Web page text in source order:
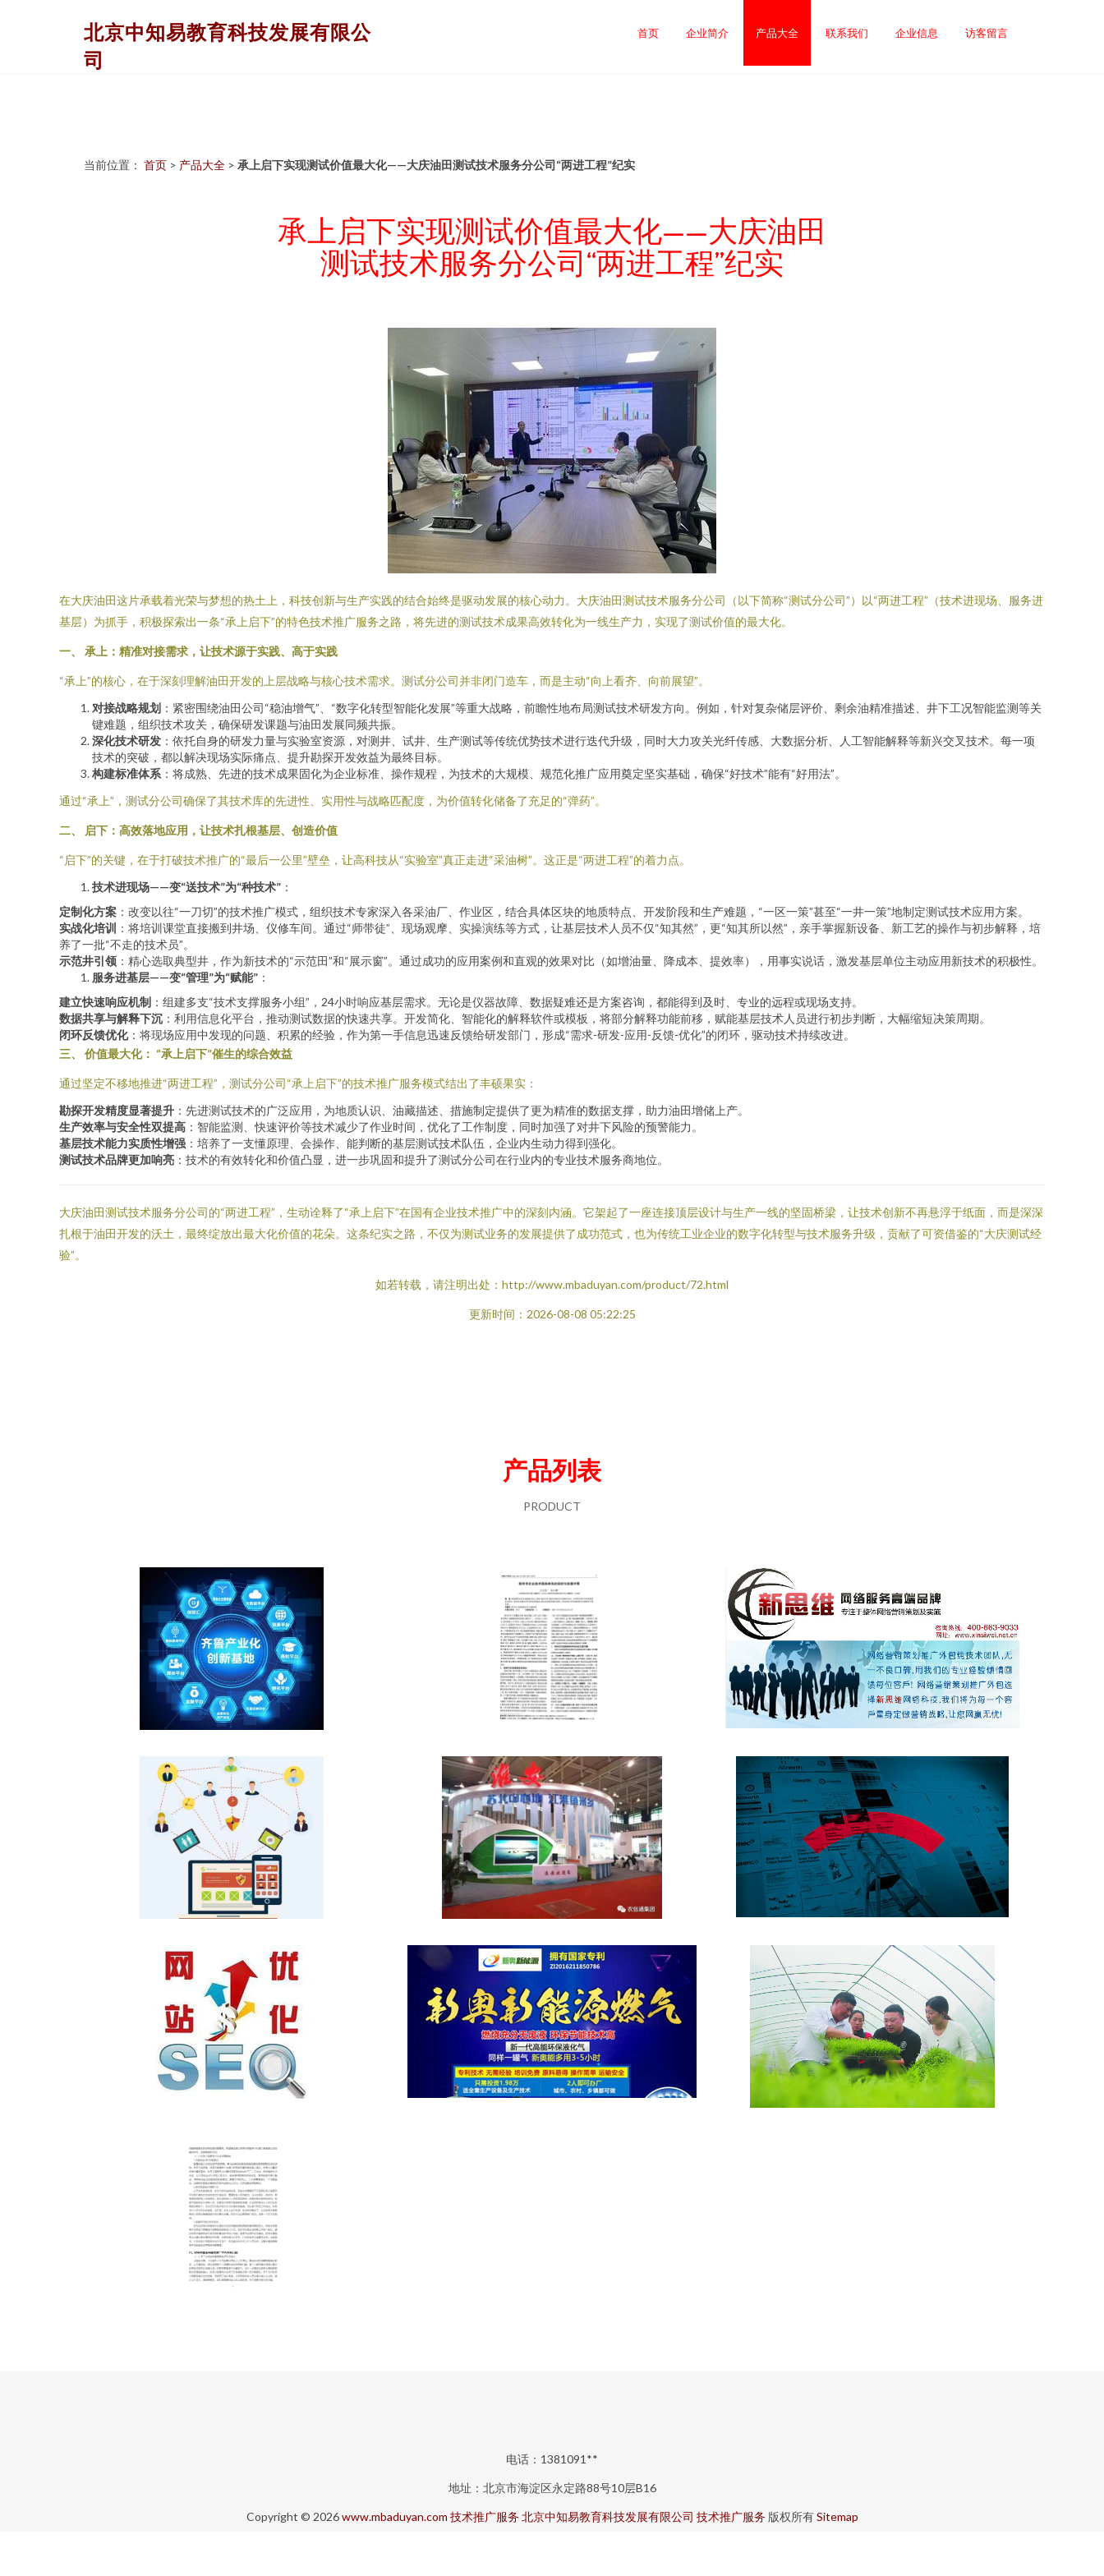
北京中知易教育科技发展有限公
司
首页 企业简介 产品大全 联系我们 企业信息 访客留言
当前位置： 首页 > 产品大全 > 承上启下实现测试价值最大化——大庆油田测试技术服务分公司“两进工程”纪实
承上启下实现测试价值最大化——大庆油田
测试技术服务分公司“两进工程”纪实
在大庆油田这片承载着光荣与梦想的热土上，科技创新与生产实践的结合始终是驱动发展的核心动力。大庆油田测试技术服务分公司（以下简称“测试分公司”）以“两进工程”（技术进现场、服务进
基层）为抓手，积极探索出一条“承上启下”的特色技术推广服务之路，将先进的测试技术成果高效转化为一线生产力，实现了测试价值的最大化。
一、 承上：精准对接需求，让技术源于实践、高于实践
“承上”的核心，在于深刻理解油田开发的上层战略与核心技术需求。测试分公司并非闭门造车，而是主动“向上看齐、向前展望”。
对接战略规划 ：紧密围绕油田公司“稳油增气”、“数字化转型智能化发展”等重大战略，前瞻性地布局测试技术研发方向。例如，针对复杂储层评价、剩余油精准描述、井下工况智能监测等关
键难题，组织技术攻关，确保研发课题与油田发展同频共振。
深化技术研发 ：依托自身的研发力量与实验室资源，对测井、试井、生产测试等传统优势技术进行迭代升级，同时大力攻关光纤传感、大数据分析、人工智能解释等新兴交叉技术。每一项
技术的突破，都以解决现场实际痛点、提升勘探开发效益为最终目标。
构建标准体系 ：将成熟、先进的技术成果固化为企业标准、操作规程，为技术的大规模、规范化推广应用奠定坚实基础，确保“好技术”能有“好用法”。
通过“承上”，测试分公司确保了其技术库的先进性、实用性与战略匹配度，为价值转化储备了充足的“弹药”。
二、 启下：高效落地应用，让技术扎根基层、创造价值
“启下”的关键，在于打破技术推广的“最后一公里”壁垒，让高科技从“实验室”真正走进“采油树”。这正是“两进工程”的着力点。
技术进现场——变“送技术”为“种技术” ：
定制化方案 ：改变以往“一刀切”的技术推广模式，组织技术专家深入各采油厂、作业区，结合具体区块的地质特点、开发阶段和生产难题，“一区一策”甚至“一井一策”地制定测试技术应用方案。
实战化培训 ：将培训课堂直接搬到井场、仪修车间。通过“师带徒”、现场观摩、实操演练等方式，让基层技术人员不仅“知其然”，更“知其所以然”，亲手掌握新设备、新工艺的操作与初步解释，培
养了一批“不走的技术员”。
示范井引领 ：精心选取典型井，作为新技术的“示范田”和“展示窗”。通过成功的应用案例和直观的效果对比（如增油量、降成本、提效率），用事实说话，激发基层单位主动应用新技术的积极性。
服务进基层——变“管理”为“赋能” ：
建立快速响应机制 ：组建多支“技术支撑服务小组”，24小时响应基层需求。无论是仪器故障、数据疑难还是方案咨询，都能得到及时、专业的远程或现场支持。
数据共享与解释下沉 ：利用信息化平台，推动测试数据的快速共享。开发简化、智能化的解释软件或模板，将部分解释功能前移，赋能基层技术人员进行初步判断，大幅缩短决策周期。
闭环反馈优化：将现场应用中发现的问题、积累的经验，作为第一手信息迅速反馈给研发部门，形成“需求-研发-应用-反馈-优化”的闭环，驱动技术持续改进。
三、 价值最大化： “承上启下”催生的综合效益
通过坚定不移地推进“两进工程”，测试分公司“承上启下”的技术推广服务模式结出了丰硕果实：
勘探开发精度显著提升 ：先进测试技术的广泛应用，为地质认识、油藏描述、措施制定提供了更为精准的数据支撑，助力油田增储上产。
生产效率与安全性双提高 ：智能监测、快速评价等技术减少了作业时间，优化了工作制度，同时加强了对井下风险的预警能力。
基层技术能力实质性增强 ：培养了一支懂原理、会操作、能判断的基层测试技术队伍，企业内生动力得到强化。
测试技术品牌更加响亮 ：技术的有效转化和价值凸显，进一步巩固和提升了测试分公司在行业内的专业技术服务商地位。
大庆油田测试技术服务分公司的“两进工程”，生动诠释了“承上启下”在国有企业技术推广中的深刻内涵。它架起了一座连接顶层设计与生产一线的坚固桥梁，让技术创新不再悬浮于纸面，而是深深
扎根于油田开发的沃土，最终绽放出最大化价值的花朵。这条纪实之路，不仅为测试业务的发展提供了成功范式，也为传统工业企业的数字化转型与技术服务升级，贡献了可资借鉴的“大庆测试经
验”。
如若转载，请注明出处：http://www.mbaduyan.com/product/72.html
更新时间：2026-08-08 05:22:25
产品列表
PRODUCT
电话：1381091**
地址：北京市海淀区永定路88号10层B16
Copyright © 2026www.mbaduyan.com 技术推广服务 北京中知易教育科技发展有限公司 技术推广服务 版权所有Sitemap